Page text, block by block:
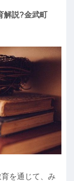
解説?金武町
を通じて、み